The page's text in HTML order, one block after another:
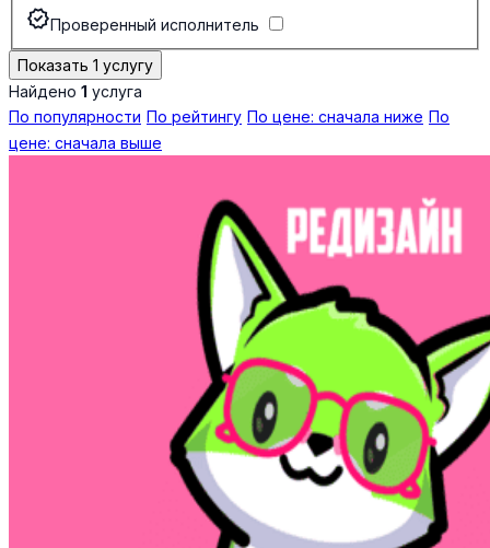
verifiedПроверенный исполнитель
Показать 1 услугу
Найдено 1 услуга
По популярности По рейтингу По цене: сначала ниже По
цене: сначала выше